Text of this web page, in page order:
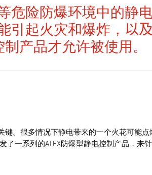
险防爆环境中的静电
引起火灾和爆炸， 以
产品才允许被使用。
键。很多情况下静电带来的一个火花可能
了一系列的ATEX防爆型静电控制产品，来